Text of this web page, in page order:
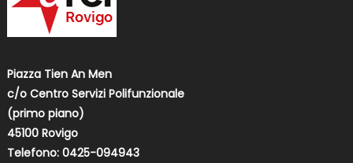
Piazza Tien An Men
c/o Centro Servizi Polifunzionale
(primo piano)
45100 Rovigo
Telefono: 0425-094943